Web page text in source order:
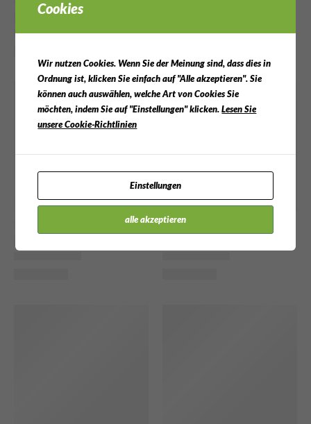
Cookies
Wir nutzen Cookies. Wenn Sie der Meinung sind, dass dies in
Ordnung ist, klicken Sie einfach auf "Alle akzeptieren". Sie
können auch auswählen, welche Art von Cookies Sie
möchten, indem Sie auf "Einstellungen" klicken.Lesen Sie
unsere Cookie-Richtlinien
Einstellungen
alle akzeptieren